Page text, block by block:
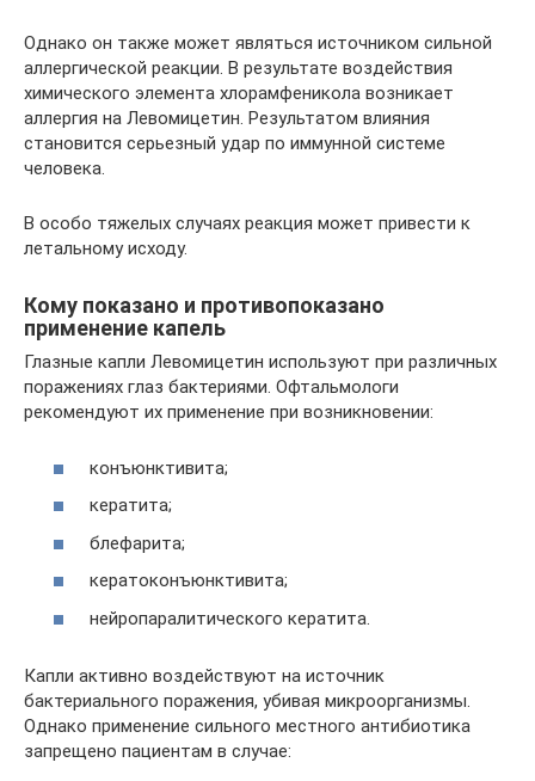
Однако он также может являться источником сильной
аллергической реакции. В результате воздействия
химического элемента хлорамфеникола возникает
аллергия на Левомицетин. Результатом влияния
становится серьезный удар по иммунной системе
человека.
В особо тяжелых случаях реакция может привести к
летальному исходу.
Кому показано и противопоказано
применение капель
Глазные капли Левомицетин используют при различных
поражениях глаз бактериями. Офтальмологи
рекомендуют их применение при возникновении:
конъюнктивита;
кератита;
блефарита;
кератоконъюнктивита;
нейропаралитического кератита.
Капли активно воздействуют на источник
бактериального поражения, убивая микроорганизмы.
Однако применение сильного местного антибиотика
запрещено пациентам в случае: